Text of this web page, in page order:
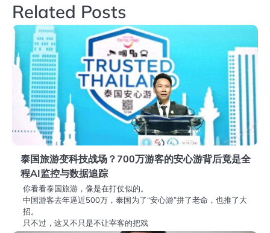
航
Related Posts
泰国旅游变科技战场？700万游客的安心游背后竟是全
程AI监控与数据追踪
你看看泰国旅游，像是在打仗似的。
中国游客去年逼近500万，泰国为了“安心游”拼了老命，也推了大
招。
只不过，这又不只是不让宰客的把戏